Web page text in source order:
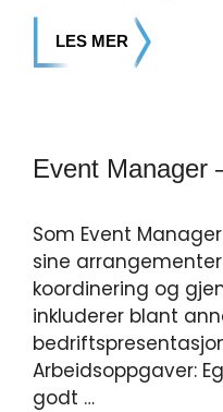
LES MER
Event Manager
Som Event
sine
koordinering og
inkluderer blant
Arbeidsoppgaver:
godt …